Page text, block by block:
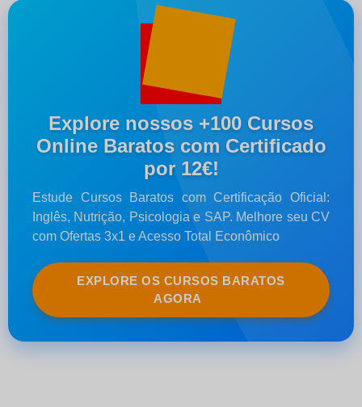
Explore nossos +100 Cursos
Online Baratos com Certificado
por 12€!
Estude Cursos Baratos com Certificação Oficial:
Inglês, Nutrição, Psicologia e SAP. Melhore seu CV
com Ofertas 3x1 e Acesso Total Econômico
EXPLORE OS CURSOS BARATOS
AGORA